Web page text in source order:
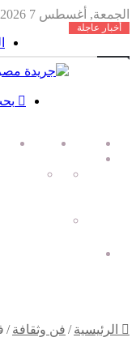
الجمعة, أغسطس 7 2026
أخبار عاجلة
الرئيسية من نحن
مصر
اخبار
شكاوي
الرئيسية / فن وثقافة /